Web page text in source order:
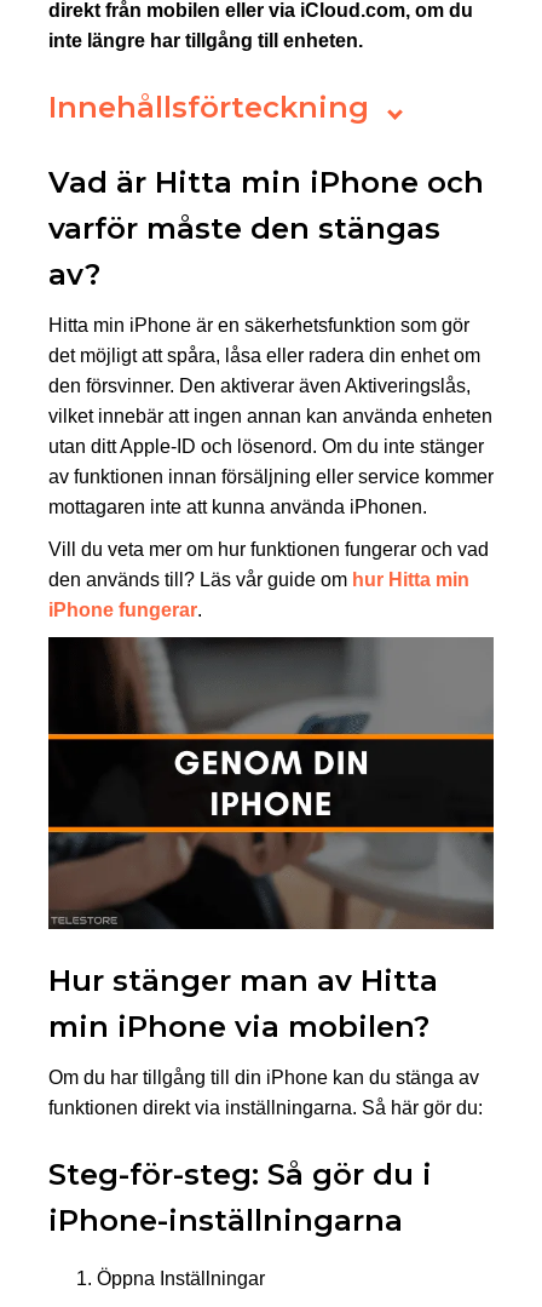
direkt från mobilen eller via iCloud.com, om du
inte längre har tillgång till enheten.
Innehållsförteckning
Vad är Hitta min iPhone och
varför måste den stängas
av?
Hitta min iPhone är en säkerhetsfunktion som gör
det möjligt att spåra, låsa eller radera din enhet om
den försvinner. Den aktiverar även Aktiveringslås,
vilket innebär att ingen annan kan använda enheten
utan ditt Apple-ID och lösenord. Om du inte stänger
av funktionen innan försäljning eller service kommer
mottagaren inte att kunna använda iPhonen.
Vill du veta mer om hur funktionen fungerar och vad
den används till? Läs vår guide om hur Hitta min
iPhone fungerar.
Hur stänger man av Hitta
min iPhone via mobilen?
Om du har tillgång till din iPhone kan du stänga av
funktionen direkt via inställningarna. Så här gör du:
Steg-för-steg: Så gör du i
iPhone-inställningarna
Öppna Inställningar